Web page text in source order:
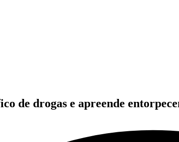
de drogas e apreende